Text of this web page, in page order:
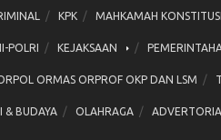
KPK MAHKAMAH KONSTITUSI
POLRI KEJAKSAAN
ORMAS ORPROF OKP DAN LSM
& BUDAYA OLAHRAGA